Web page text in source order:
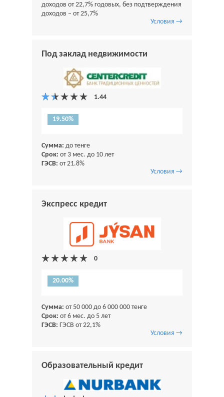
доходов от 22,7% годовых, без подтверждения
доходов – от 25,7%
Условия →
Под заклад недвижимости
19.50%
Сумма: до тенге
Срок: от 3 мес. до 10 лет
ГЭСВ: от 21.8%
Условия →
Экспресс кредит
20.00%
Сумма: от 50 000 до 6 000 000 тенге
Срок: от 6 мес. до 5 лет
ГЭСВ: ГЭСВ от 22,1%
Условия →
Образовательный кредит